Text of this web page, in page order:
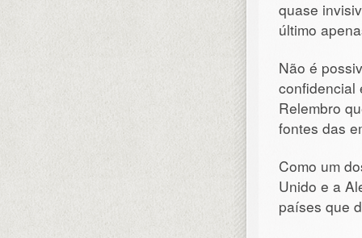
quase
último
Não é
confidencial
Relembro
fontes das
Como um
Unido e a
países que